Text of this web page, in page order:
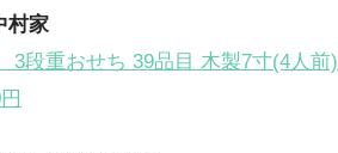
村家
3段重おせち 39品目 木製7寸(4人前)